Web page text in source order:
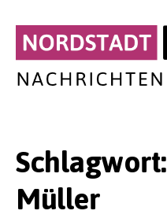
Schlagwort:
Müller